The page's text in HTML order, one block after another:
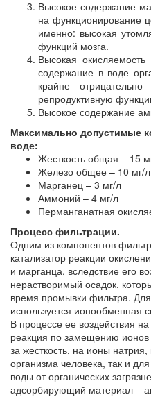
Высокое содержание
на функционирование
именно: высокая
функций мозга.
Высокая
содержание в воде
крайне
репродуктивную
Высокое содержание
Максимально допустимые
воде:
Жесткость общая – 15
Железо общее – 10 мг/л
Марганец – 3 мг/л
Аммоний – 4 мг/л
Перманганатная
Процесс фильтрации.
Одним из компонентов
катализатор реакции
и марганца, вследствие его
нерастворимый осадок,
время промывки фильтра.
используется ионообменная
В процессе ее воздействия
реакция по замещению
за жесткость, на ионы
организма человека, так и
воды от органических
адсорбирующий материал –